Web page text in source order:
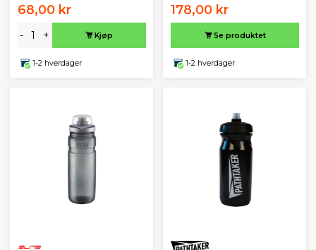
68,00 kr
- + Kjøp
1-2 hverdager
178,00 kr
Se produktet
1-2 hverdager